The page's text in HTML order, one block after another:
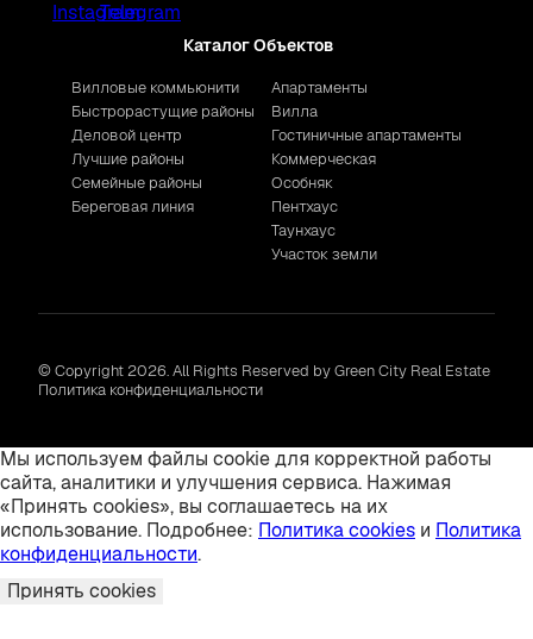
Каталог Объектов
Вилловые коммьюнити
Быстрорастущие районы
Деловой центр
Лучшие районы
Семейные районы
Береговая линия
Апартаменты
Вилла
Гостиничные апартаменты
Коммерческая
Особняк
Пентхаус
Таунхаус
Участок земли
© Copyright 2026. All Rights Reserved by Green City Real Estate
Политика конфиденциальности
Мы используем файлы cookie для корректной работы
сайта, аналитики и улучшения сервиса. Нажимая
«Принять cookies», вы соглашаетесь на их
использование. Подробнее: Политика cookies и Политика
конфиденциальности.
Принять cookies